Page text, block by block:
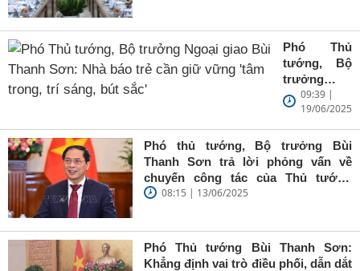
Phó Thủ
tướng, Bộ
trưởng
Ngoại giao
Bùi Thanh
Sơn: Nhà
báo trẻ cần
giữ vững
'tâm trong,
09:39 |
19/06/2025
Phó thủ tướng, Bộ trưởng Bùi
Thanh Sơn trả lời phỏng vấn về
chuyến công tác của Thủ tướng
Chính phủ đến Estonia, Pháp và
08:15 | 13/06/2025
Phó Thủ tướng Bùi Thanh Sơn:
Khẳng định vai trò điều phối, dẫn dắt